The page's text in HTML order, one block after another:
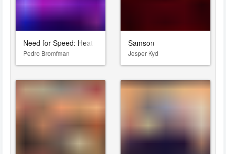
Need for Speed: Heat
Pedro Bromfman
Samson
Jesper Kyd